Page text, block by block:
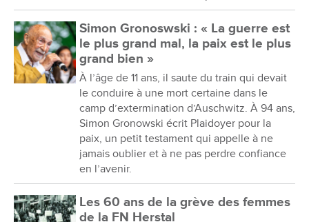
Simon Gronoswski : « La guerre est
le plus grand mal, la paix est le plus
grand bien »
À l’âge de 11 ans, il saute du train qui devait
le conduire à une mort certaine dans le
camp d’extermination d’Auschwitz. À 94 ans,
Simon Gronowski écrit Plaidoyer pour la
paix, un petit testament qui appelle à ne
jamais oublier et à ne pas perdre confiance
en l’avenir.
Les 60 ans de la grève des femmes
de la FN Herstal